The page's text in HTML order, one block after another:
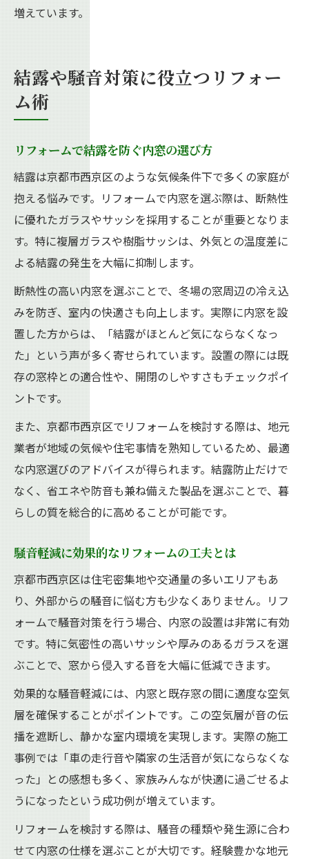
増えています。
結露や騒音対策に役立つリフォー
ム術
リフォームで結露を防ぐ内窓の選び方
結露は京都市西京区のような気候条件下で多くの家庭が
抱える悩みです。リフォームで内窓を選ぶ際は、断熱性
に優れたガラスやサッシを採用することが重要となりま
す。特に複層ガラスや樹脂サッシは、外気との温度差に
よる結露の発生を大幅に抑制します。
断熱性の高い内窓を選ぶことで、冬場の窓周辺の冷え込
みを防ぎ、室内の快適さも向上します。実際に内窓を設
置した方からは、「結露がほとんど気にならなくなっ
た」という声が多く寄せられています。設置の際には既
存の窓枠との適合性や、開閉のしやすさもチェックポイ
ントです。
また、京都市西京区でリフォームを検討する際は、地元
業者が地域の気候や住宅事情を熟知しているため、最適
な内窓選びのアドバイスが得られます。結露防止だけで
なく、省エネや防音も兼ね備えた製品を選ぶことで、暮
らしの質を総合的に高めることが可能です。
騒音軽減に効果的なリフォームの工夫とは
京都市西京区は住宅密集地や交通量の多いエリアもあ
り、外部からの騒音に悩む方も少なくありません。リフ
ォームで騒音対策を行う場合、内窓の設置は非常に有効
です。特に気密性の高いサッシや厚みのあるガラスを選
ぶことで、窓から侵入する音を大幅に低減できます。
効果的な騒音軽減には、内窓と既存窓の間に適度な空気
層を確保することがポイントです。この空気層が音の伝
播を遮断し、静かな室内環境を実現します。実際の施工
事例では「車の走行音や隣家の生活音が気にならなくな
った」との感想も多く、家族みんなが快適に過ごせるよ
うになったという成功例が増えています。
リフォームを検討する際は、騒音の種類や発生源に合わ
せて内窓の仕様を選ぶことが大切です。経験豊かな地元